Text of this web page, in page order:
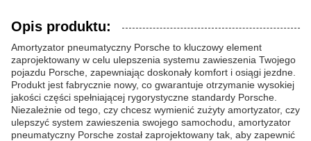
Opis produktu:
Amortyzator pneumatyczny Porsche to kluczowy element
zaprojektowany w celu ulepszenia systemu zawieszenia Twojego
pojazdu Porsche, zapewniając doskonały komfort i osiągi jezdne.
Produkt jest fabrycznie nowy, co gwarantuje otrzymanie wysokiej
jakości części spełniającej rygorystyczne standardy Porsche.
Niezależnie od tego, czy chcesz wymienić zużyty amortyzator, czy
ulepszyć system zawieszenia swojego samochodu, amortyzator
pneumatyczny Porsche został zaprojektowany tak, aby zapewnić